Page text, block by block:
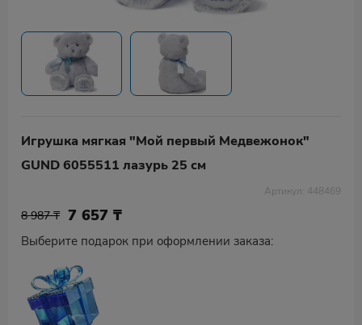
Игрушка мягкая "Мой первый Mедвежонок"
GUND 6055511 лазурь 25 см
Артикул: 448469
8 987 ₸ 7 657₸
Выберите подарок при оформлении заказа: